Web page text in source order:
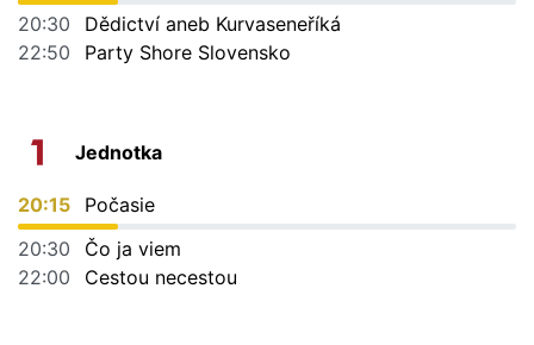
20:30
Dědictví aneb Kurvaseneříká
22:50
Party Shore Slovensko
Jednotka
20:15
Počasie
20:30
Čo ja viem
22:00
Cestou necestou